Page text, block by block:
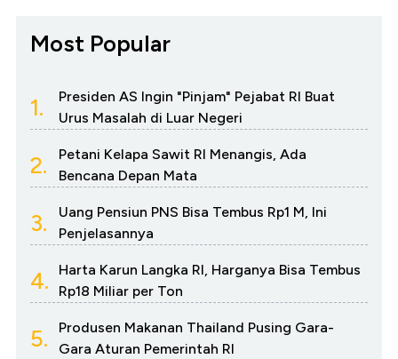
Most Popular
1.
Presiden AS Ingin "Pinjam" Pejabat RI Buat
Urus Masalah di Luar Negeri
2.
Petani Kelapa Sawit RI Menangis, Ada
Bencana Depan Mata
3.
Uang Pensiun PNS Bisa Tembus Rp1 M, Ini
Penjelasannya
4.
Harta Karun Langka RI, Harganya Bisa Tembus
Rp18 Miliar per Ton
5.
Produsen Makanan Thailand Pusing Gara-
Gara Aturan Pemerintah RI